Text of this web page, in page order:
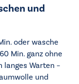
und
oder wasche
Min. ganz ohne
langes Warten –
und